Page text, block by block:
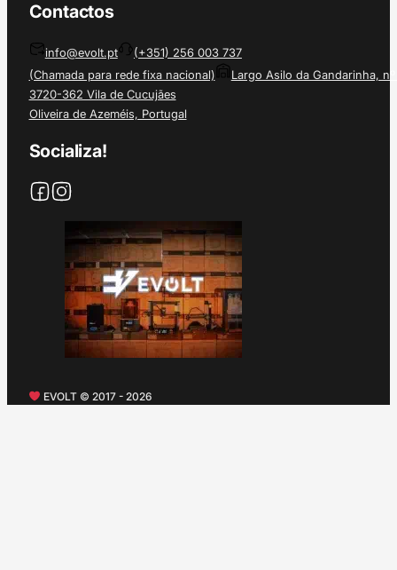
Contactos
info@evolt.pt
(+351) 256 003 737
(Chamada para rede fixa nacional)
Largo Asilo da Gandarinha, nº
3720-362 Vila de Cucujães
Oliveira de Azeméis, Portugal
Socializa!
EVOLT © 2017 - 2026